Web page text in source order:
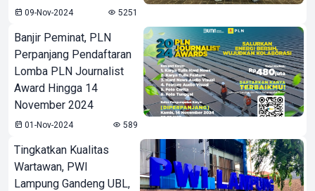
09-Nov-2024 5251
Banjir Peminat, PLN
Perpanjang Pendaftaran
Lomba PLN Journalist
Award Hingga 14
November 2024
01-Nov-2024 589
Tingkatkan Kualitas
Wartawan, PWI
Lampung Gandeng UBL,